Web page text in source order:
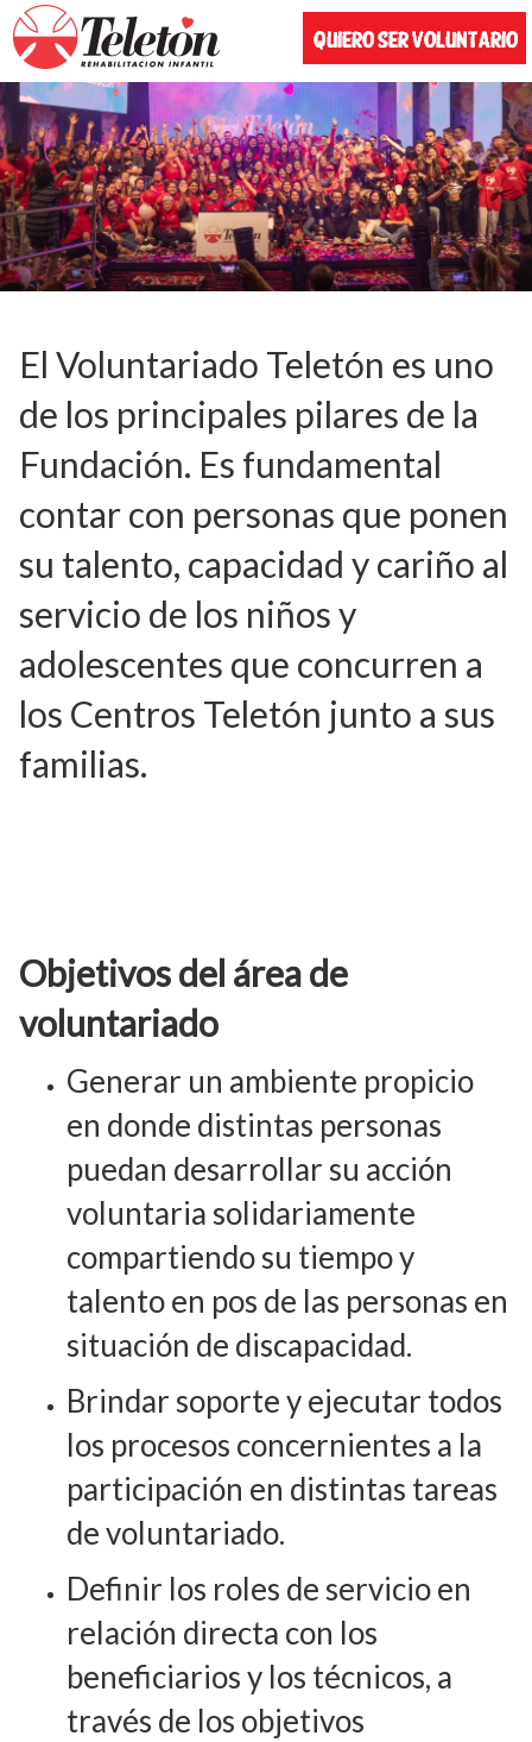
El Voluntariado Teletón es uno
de los principales pilares de la
Fundación. Es fundamental
contar con personas que ponen
su talento, capacidad y cariño al
servicio de los niños y
adolescentes que concurren a
los Centros Teletón junto a sus
familias.
Objetivos del área de
voluntariado
Generar un ambiente propicio
en donde distintas personas
puedan desarrollar su acción
voluntaria solidariamente
compartiendo su tiempo y
talento en pos de las personas en
situación de discapacidad.
Brindar soporte y ejecutar todos
los procesos concernientes a la
participación en distintas tareas
de voluntariado.
Definir los roles de servicio en
relación directa con los
beneficiarios y los técnicos, a
través de los objetivos